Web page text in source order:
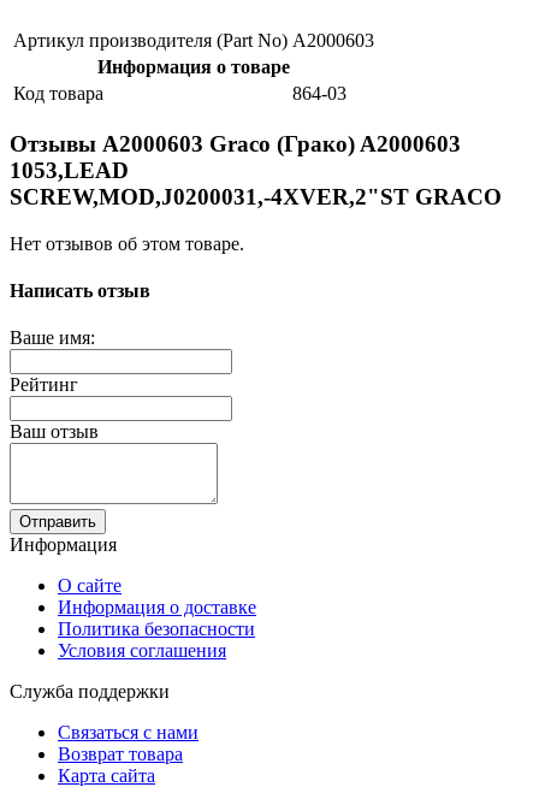
Артикул производителя (Part No) A2000603
Информация о товаре
Код товара
864-03
Отзывы A2000603 Graco (Грако) A2000603
1053,LEAD
SCREW,MOD,J0200031,-4XVER,2"ST GRACO
Нет отзывов об этом товаре.
Написать отзыв
Ваше имя:
Рейтинг
Ваш отзыв
Отправить
Информация
О сайте
Информация о доставке
Политика безопасности
Условия соглашения
Служба поддержки
Связаться с нами
Возврат товара
Карта сайта